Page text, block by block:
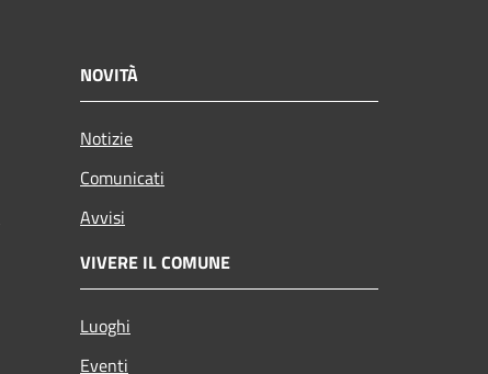
NOVITÀ
Notizie
Comunicati
Avvisi
VIVERE IL COMUNE
Luoghi
Eventi